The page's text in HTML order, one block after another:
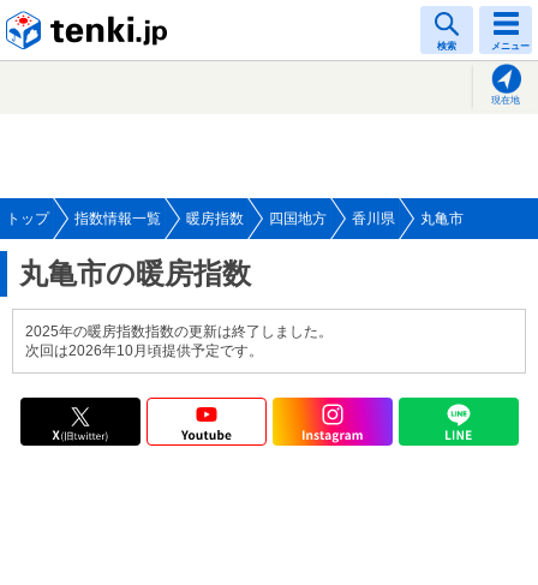
検索 メニュー
現在地
トップ 指数情報一覧 暖房指数 四国地方 香川県 丸亀市
丸亀市の暖房指数
2025年の暖房指数指数の更新は終了しました。
次回は2026年10月頃提供予定です。